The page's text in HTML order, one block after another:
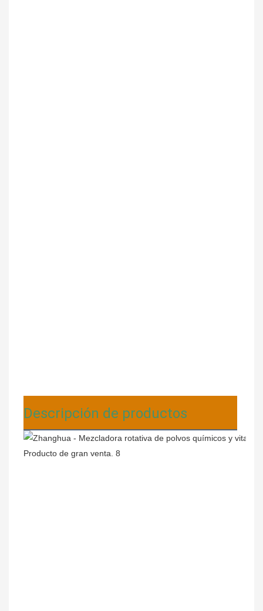
Descripción de productos